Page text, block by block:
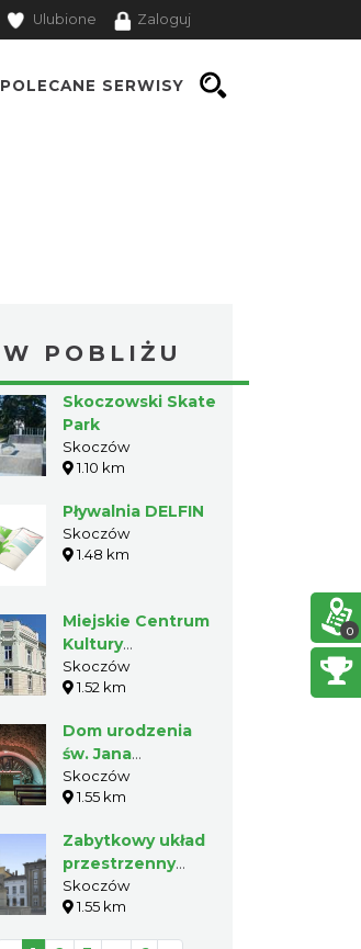
Ulubione Zaloguj
POLECANE SERWISY
W POBLIŻU
Skoczowski Skate
Park
Skoczów
1.10 km
Pływalnia DELFIN
Skoczów
1.48 km
Miejskie Centrum
Kultury
"INTEGRATOR"
Skoczów
1.52 km
Dom urodzenia
św. Jana
Sarkandra –
Muzeum w
Skoczów
1.55 km
Zabytkowy układ
przestrzenny
Skoczowa
Skoczów
1.55 km
0